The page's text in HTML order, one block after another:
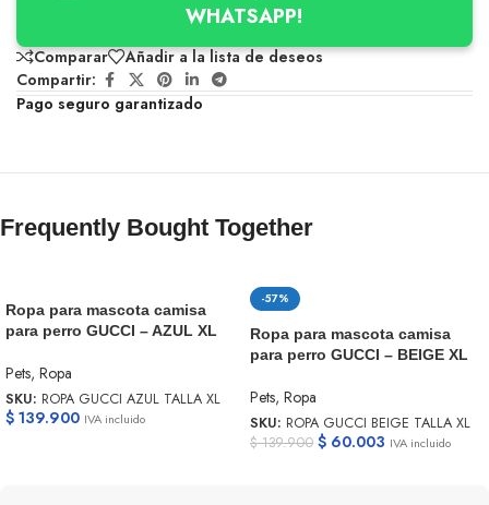
WHATSAPP!
Comparar
Añadir a la lista de deseos
Compartir:
Pago seguro garantizado
Frequently Bought Together
Ropa para mascota camisa
para perro GUCCI – AZUL XL
Pets, Ropa
SKU: ROPA GUCCI AZUL TALLA XL
$ 139.900 IVA incluido
-57%
Ropa para mascota camisa
para perro GUCCI – BEIGE XL
Pets, Ropa
SKU: ROPA GUCCI BEIGE TALLA XL
$139.900 $ 60.003 IVA incluido